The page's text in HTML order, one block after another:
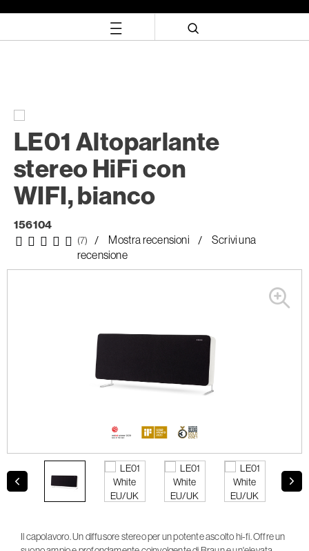
LE01 Altoparlante
stereo HiFi con
WIFI, bianco
156104
(7) Mostra recensioni
Scrivi una
recensione
Il capolavoro. Un diffusore stereo per un potente ascolto hi-fi. Offre un